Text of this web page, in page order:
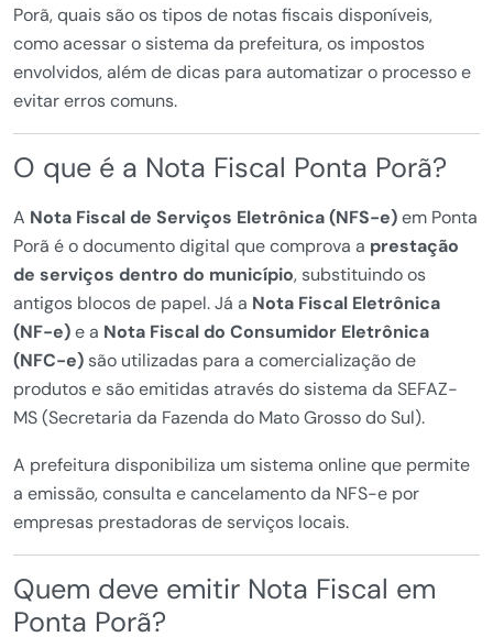
Porã, quais são os tipos de notas fiscais disponíveis,
como acessar o sistema da prefeitura, os impostos
envolvidos, além de dicas para automatizar o processo e
evitar erros comuns.
O que é a Nota Fiscal Ponta Porã?
A Nota Fiscal de Serviços Eletrônica (NFS-e)em Ponta
Porã é o documento digital que comprova a prestação
de serviços dentro do município, substituindo os
antigos blocos de papel. Já a Nota Fiscal Eletrônica
(NF-e)e a Nota Fiscal do Consumidor Eletrônica
(NFC-e) são utilizadas para a comercialização de
produtos e são emitidas através do sistema da SEFAZ-
MS (Secretaria da Fazenda do Mato Grosso do Sul).
A prefeitura disponibiliza um sistema online que permite
a emissão, consulta e cancelamento da NFS-e por
empresas prestadoras de serviços locais.
Quem deve emitir Nota Fiscal em
Ponta Porã?